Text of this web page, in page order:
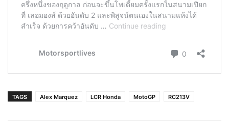
TAGS Alex Marquez LCR Honda MotoGP RC213V